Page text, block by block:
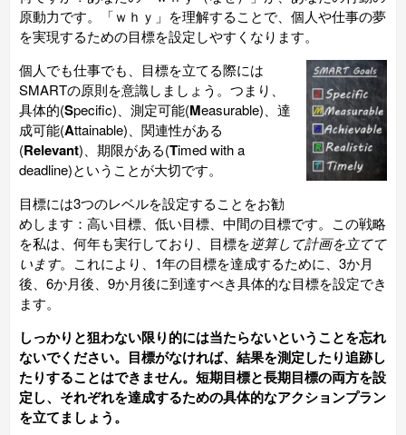
原動力です。「ｗｈｙ」を理解することで、個人や仕事の夢
を実現するための目標を設定しやすくなります。
個人でも仕事でも、目標を立てる際には
SMARTの原則を意識しましょう。つまり、
具体的(Specific)、測定可能(Measurable)、達
成可能(Attainable)、関連性がある
(Relevant)、期限がある(Timed with a
deadline)ということが大切です。
目標には3つのレベルを設定することをお勧
めします：高い目標、低い目標、中間の目標です。この戦略
を私は、何年も実行しており、目標を逆算して計画を立てて
います。これにより、1年の目標を達成するために、3か月
後、6か月後、9か月後に到達すべき具体的な目標を設定でき
ます。
しっかりと狙わない限り的には当たらないということを忘れ
ないでください。目標がなければ、結果を測定したり追跡し
たりすることはできません。短期目標と長期目標の両方を設
定し、それぞれを達成するための具体的なアクションプラン
を立てましょう。